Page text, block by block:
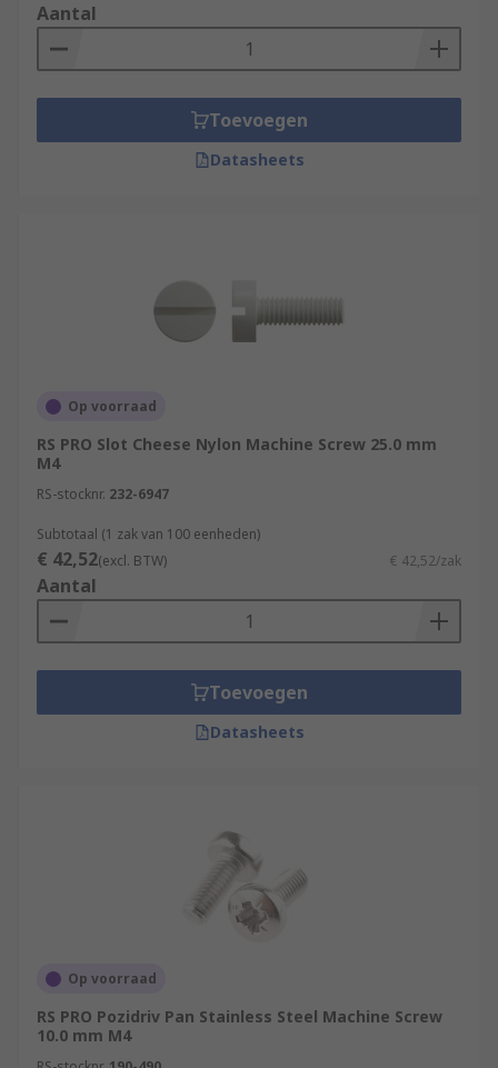
Aantal
Toevoegen
Datasheets
Op voorraad
RS PRO Slot Cheese Nylon Machine Screw 25.0 mm
M4
RS-stocknr. 232-6947
Subtotaal (1 zak van 100 eenheden)
€ 42,52(excl. BTW) € 42,52/zak
Aantal
Toevoegen
Datasheets
Op voorraad
RS PRO Pozidriv Pan Stainless Steel Machine Screw
10.0 mm M4